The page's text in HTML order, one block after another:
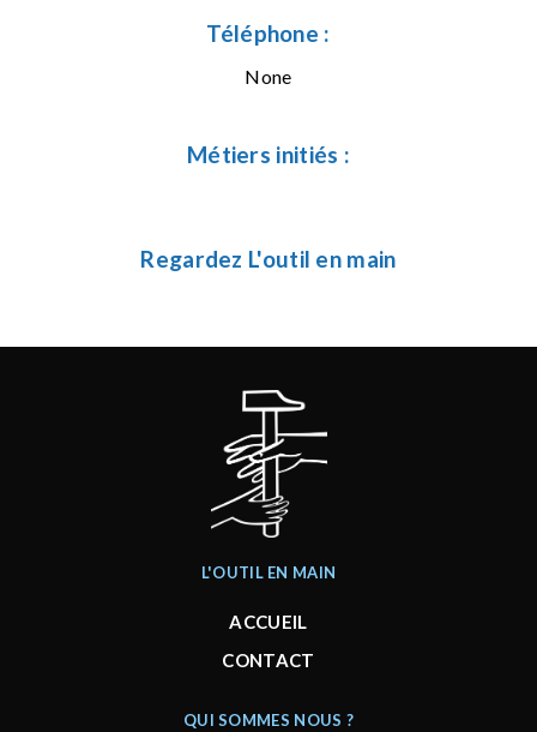
Téléphone :
None
Métiers initiés :
Regardez L'outil en main
L'OUTIL EN MAIN
ACCUEIL
CONTACT
QUI SOMMES NOUS ?